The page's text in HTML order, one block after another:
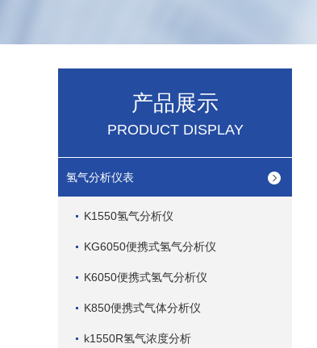
产品展示
PRODUCT DISPLAY
氢气分析仪表
K1550氢气分析仪
KG6050便携式氢气分析仪
K6050便携式氢气分析仪
K850便携式气体分析仪
k1550R氢气浓度分析